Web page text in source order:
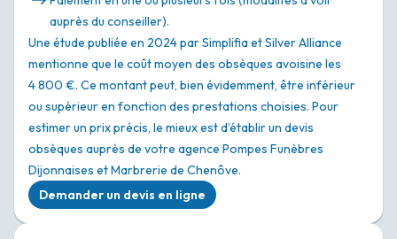
auprès du conseiller).
Une étude publiée en 2024 par Simplifia et Silver Alliance
mentionne que le coût moyen des obsèques avoisine les
4 800 €. Ce montant peut, bien évidemment, être inférieur
ou supérieur en fonction des prestations choisies. Pour
estimer un prix précis, le mieux est d’établir un devis
obsèques auprès de votre agence Pompes Funèbres
Dijonnaises et Marbrerie de Chenôve.
Demander un devis en ligne